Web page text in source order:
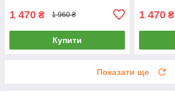
1 470 ₴ 1 960 ₴
Купити
1 470 ₴
Показати ще